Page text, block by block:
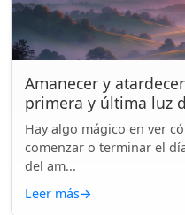
Amanecer y
primera y última luz
Hay algo mágico en ver
comenzar o terminar el
del am...
Leer más→